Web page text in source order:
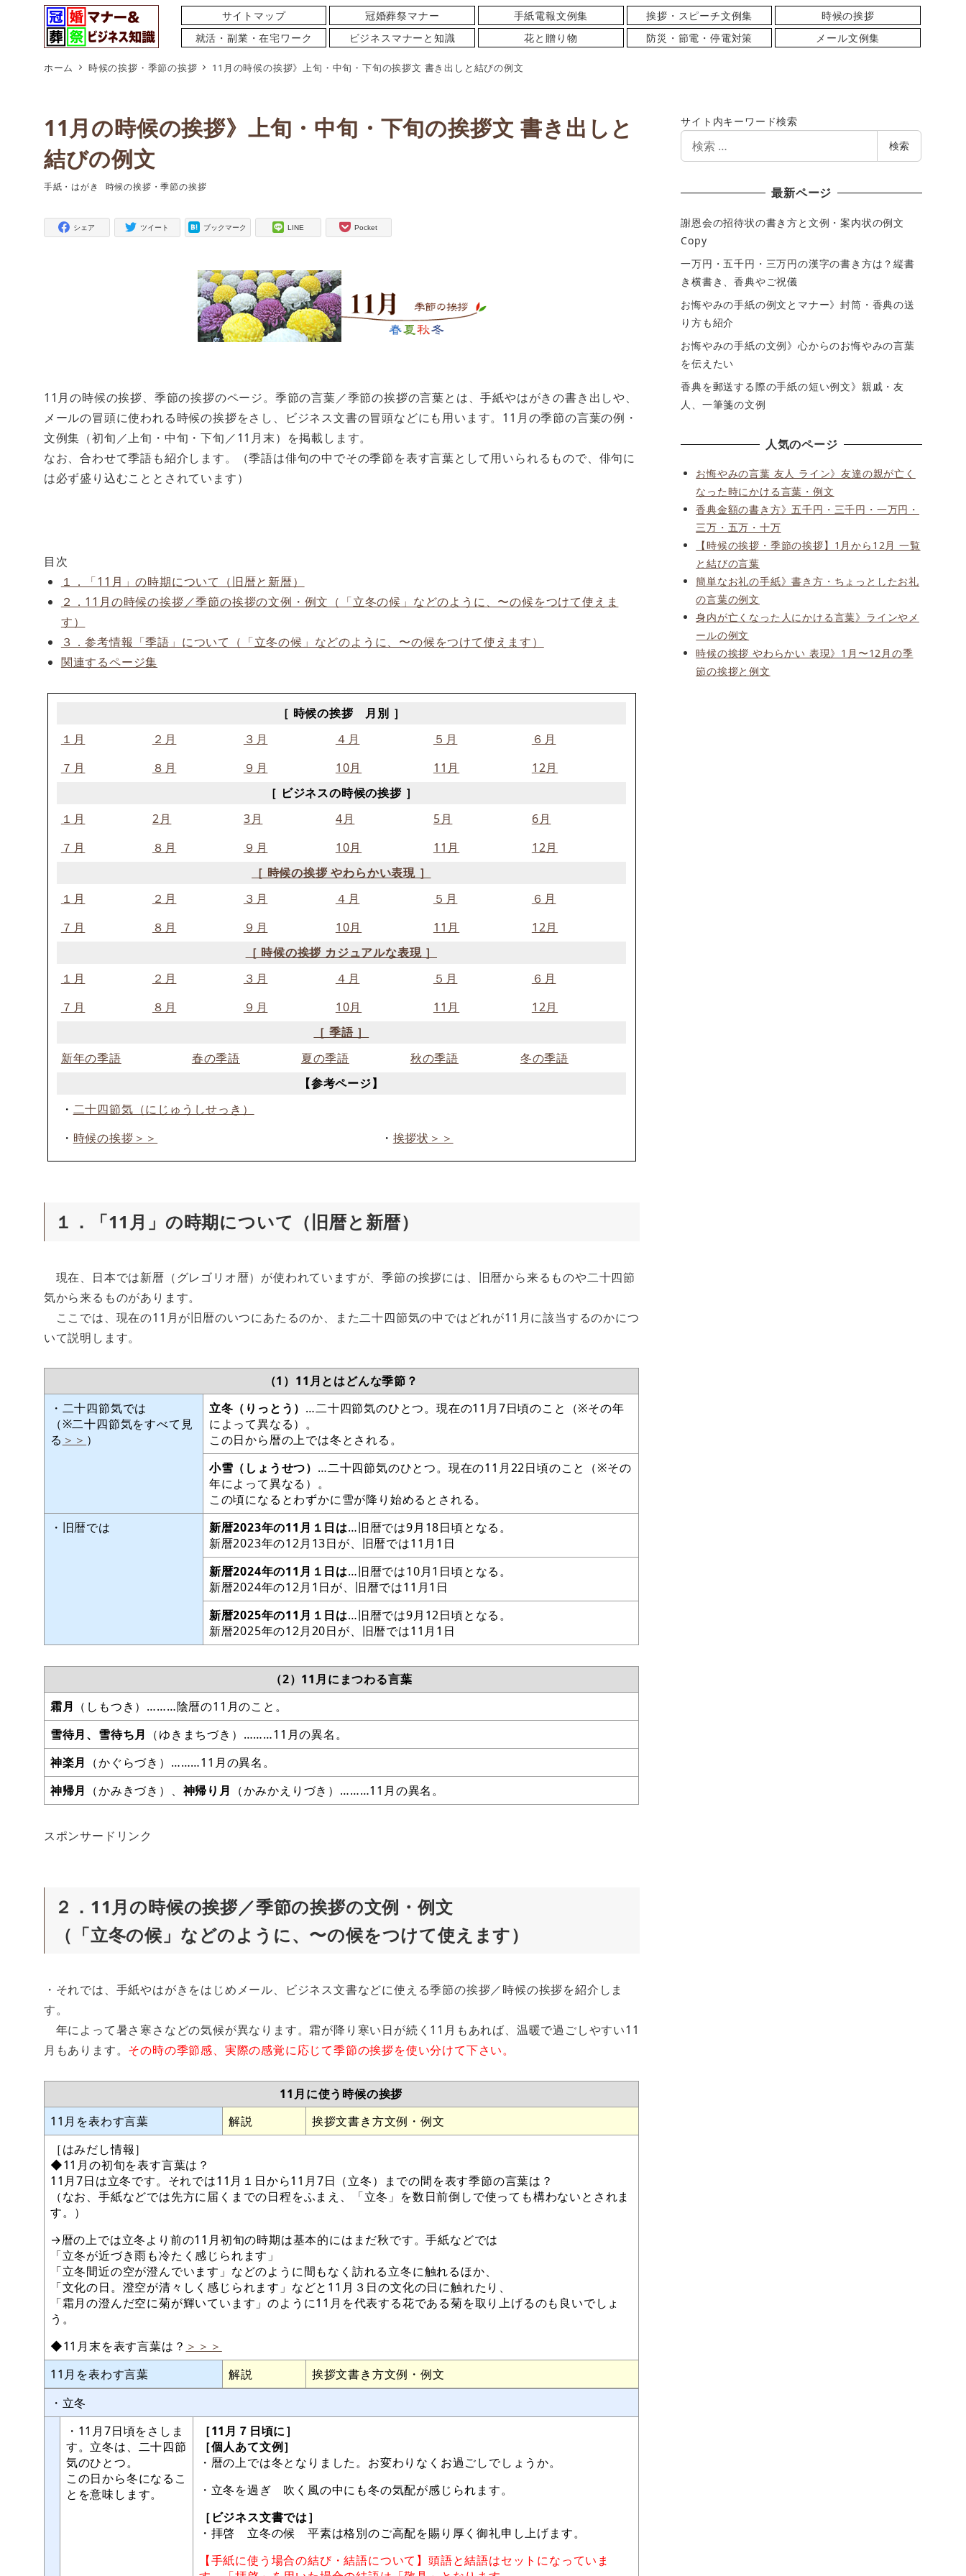
サイトマップ 冠婚葬祭マナー 手紙電報文例集 挨拶・スピーチ文例集
時候の挨拶
就活・副業・在宅ワーク
ビジネスマナーと知識 花と贈り物 防災・節電・停電対策 メール文例集
ホーム 時候の挨拶・季節の挨拶 11月の時候の挨拶》上旬・中旬・下旬の挨拶文 書き出しと結びの例文
11月の時候の挨拶》上旬・中旬・下旬の挨拶文 書き出しと
結びの例文
タグ
手紙・はがき
タグ
時候の挨拶・季節の挨拶
シェア ツイート ブックマーク LINE Pocket
11月の時候の挨拶、季節の挨拶のページ。季節の言葉／季節の挨拶の言葉とは、手紙やはがきの書き出しや、
メールの冒頭に使われる時候の挨拶をさし、ビジネス文書の冒頭などにも用います。11月の季節の言葉の例・
文例集（初旬／上旬・中旬・下旬／11月末）を掲載します。
なお、合わせて季語も紹介します。（季語は俳句の中でその季節を表す言葉として用いられるもので、俳句に
は必ず盛り込むこととされています）
目次
１．「11月」の時期について（旧暦と新暦）
２．11月の時候の挨拶／季節の挨拶の文例・例文（「立冬の候」などのように、〜の候をつけて使えま
す）
３．参考情報「季語」について（「立冬の候」などのように、〜の候をつけて使えます）
関連するページ集
［ 時候の挨拶 月別 ］
１月
２月 ３月 ４月 ５月
６月
７月
８月 ９月 10月 11月
12月
［ ビジネスの時候の挨拶 ］
１月
2月 3月 4月 5月
6月
７月
８月 ９月 10月 11月
12月
［ 時候の挨拶 やわらかい表現 ］
１月
２月 ３月 ４月 ５月
６月
７月
８月 ９月 10月 11月
12月
［ 時候の挨拶 カジュアルな表現 ］
１月
２月 ３月 ４月 ５月
６月
７月
８月 ９月 10月 11月
12月
［ 季語 ］
新年の季語
春の季語 夏の季語 秋の季語
冬の季語
【参考ページ】
・ 二十四節気（にじゅうしせっき）
・ 時候の挨拶＞＞ ・ 挨拶状＞＞
１．「11月」の時期について（旧暦と新暦）
現在、日本では新暦（グレゴリオ暦）が使われていますが、季節の挨拶には、旧暦から来るものや二十四節
気から来るものがあります。
ここでは、現在の11月が旧暦のいつにあたるのか、また二十四節気の中ではどれが11月に該当するのかにつ
いて説明します。
（1）11月とはどんな季節？
・二十四節気では
（※二十四節気をすべて見
る ＞＞ ）
立冬（りっとう） …二十四節気のひとつ。現在の11月7日頃のこと（※その年
によって異なる）。
この日から暦の上では冬とされる。
小雪（しょうせつ） …二十四節気のひとつ。現在の11月22日頃のこと（※その
年によって異なる）。
この頃になるとわずかに雪が降り始めるとされる。
・旧暦では
新暦2023年の11月１日は…旧暦では9月18日頃となる。
新暦2023年の12月13日が、旧暦では11月1日
新暦2024年の11月１日は…旧暦では10月1日頃となる。
新暦2024年の12月1日が、旧暦では11月1日
新暦2025年の11月１日は…旧暦では9月12日頃となる。
新暦2025年の12月20日が、旧暦では11月1日
（2）11月にまつわる言葉
霜月 （しもつき）………陰暦の11月のこと。
雪待月、雪待ち月 （ゆきまちづき）………11月の異名。
神楽月 （かぐらづき）………11月の異名。
神帰月 （かみきづき）、神帰り月 （かみかえりづき）………11月の異名。
スポンサードリンク
２．11月の時候の挨拶／季節の挨拶の文例・例文
（「立冬の候」などのように、〜の候をつけて使えます）
・それでは、手紙やはがきをはじめメール、ビジネス文書などに使える季節の挨拶／時候の挨拶を紹介しま
す。
年によって暑さ寒さなどの気候が異なります。霜が降り寒い日が続く11月もあれば、温暖で過ごしやすい11
月もあります。 その時の季節感、実際の感覚に応じて季節の挨拶を使い分けて下さい。
11月に使う時候の挨拶
11月を表わす言葉
解説
挨拶文書き方文例・例文
［はみだし情報］
◆11月の初旬を表す言葉は？
11月7日は立冬です。それでは11月１日から11月7日（立冬）までの間を表す季節の言葉は？
（なお、手紙などでは先方に届くまでの日程をふまえ、「立冬」を数日前倒しで使っても構わないとされま
す。）
→暦の上では立冬より前の11月初旬の時期は基本的にはまだ秋です。手紙などでは
「立冬が近づき雨も冷たく感じられます」
「立冬間近の空が澄んでいます」などのように間もなく訪れる立冬に触れるほか、
「文化の日。澄空が清々しく感じられます」などと11月３日の文化の日に触れたり、
「霜月の澄んだ空に菊が輝いています」のように11月を代表する花である菊を取り上げるのも良いでしょ
う。
◆11月末を表す言葉は？ ＞＞＞
11月を表わす言葉
解説
挨拶文書き方文例・例文
・立冬
・11月7日頃をさしま
す。立冬は、二十四節
気のひとつ。
この日から冬になるこ
とを意味します。
［11月７日頃に］
［個人あて文例］
・暦の上では冬となりました。お変わりなくお過ごしでしょうか。
・立冬を過ぎ 吹く風の中にも冬の気配が感じられます。
［ビジネス文書では］
・拝啓 立冬の候 平素は格別のご高配を賜り厚く御礼申し上げます。
【手紙に使う場合の結び・結語について】頭語と結語はセットになっていま
サイト内キーワード検索
索
検索
最新ページ
謝恩会の招待状の書き方と文例・案内状の例文
Copy
一万円・五千円・三万円の漢字の書き方は？縦書
き横書き、香典やご祝儀
お悔やみの手紙の例文とマナー》封筒・香典の送
り方も紹介
お悔やみの手紙の文例》心からのお悔やみの言葉
を伝えたい
香典を郵送する際の手紙の短い例文》親戚・友
人、一筆箋の文例
人気のページ
お悔やみの言葉 友人 ライン》友達の親が亡く
なった時にかける言葉・例文
香典金額の書き方》五千円・三千円・一万円・
三万・五万・十万
【時候の挨拶・季節の挨拶】1月から12月 一覧
と結びの言葉
簡単なお礼の手紙》書き方・ちょっとしたお礼
の言葉の例文
身内が亡くなった人にかける言葉》ラインやメ
ールの例文
時候の挨拶 やわらかい 表現》1月〜12月の季
節の挨拶と例文